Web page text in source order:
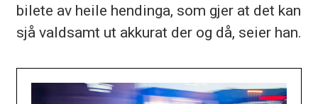
bilete av heile hendinga, som gjer at det kan
sjå valdsamt ut akkurat der og då, seier han.